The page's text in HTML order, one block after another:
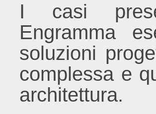
I casi
Engramma
soluzioni
complessa e
architettura.